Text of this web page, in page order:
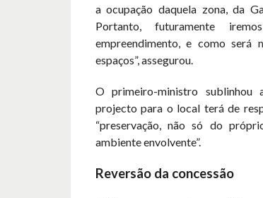
a ocupação daquela zona, da
Portanto, futuramente
empreendimento, e como será
espaços”, assegurou.
O primeiro-ministro sublinhou
projecto para o local terá de
“preservação, não só do
ambiente envolvente”.
Reversão da concessão